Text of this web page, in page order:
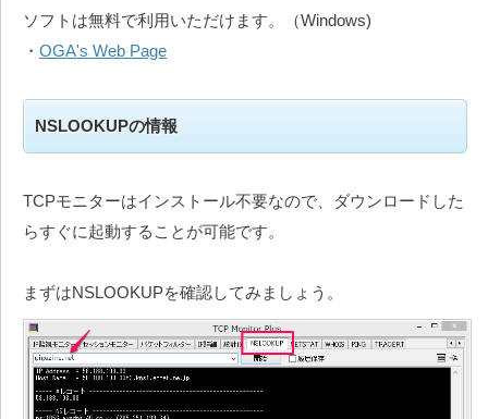
ソフトは無料で利用いただけます。（Windows)
・ OGA's Web Page
NSLOOKUPの情報
TCPモニターはインストール不要なので、ダウンロードした
らすぐに起動することが可能です。
まずはNSLOOKUPを確認してみましょう。